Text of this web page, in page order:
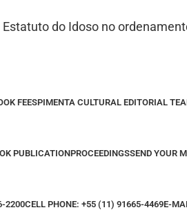
do Idoso no
FEESPIMENTA CULTURAL EDITORIAL
PUBLICATIONPROCEEDINGSSEND YOUR
2200CELL PHONE: +55 (11) 91665-4469E-